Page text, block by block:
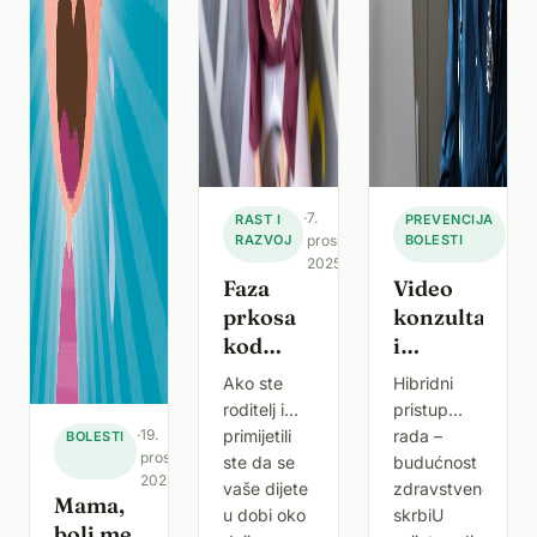
BOLESTI ·19.
prosinca
2025.
Mama,
RAST I
RAZVOJ
·7.
prosinca
2025.
Faza
prkosa
kod
djece,
zašto se
javlja i
kako se
nositi s
njom
Ako ste
roditelj i
primijetili
ste da se
vaše dijete
u dobi oko
PREVENCIJA
BOLESTI
Video
konzultacije
i
terapije
za
bolnice i
poliklinike
Hibridni
pristup
rada –
budućnost
zdravstvene
skrbiU